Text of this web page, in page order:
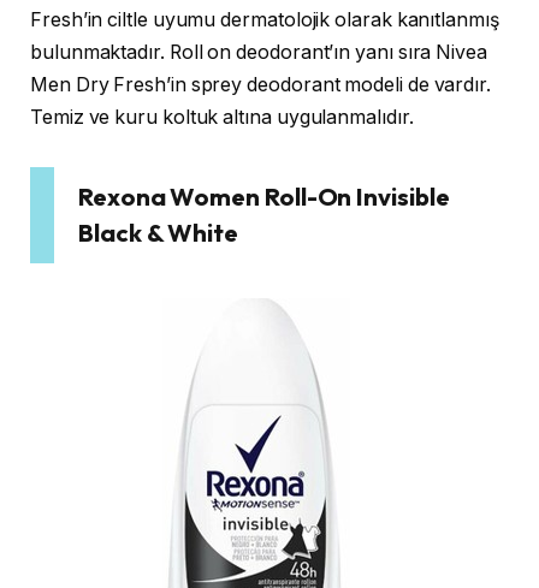
Fresh’in ciltle uyumu dermatolojik olarak kanıtlanmış
bulunmaktadır. Roll on deodorant’ın yanı sıra Nivea
Men Dry Fresh’in sprey deodorant modeli de vardır.
Temiz ve kuru koltuk altına uygulanmalıdır.
Rexona Women Roll-On Invisible
Black & White